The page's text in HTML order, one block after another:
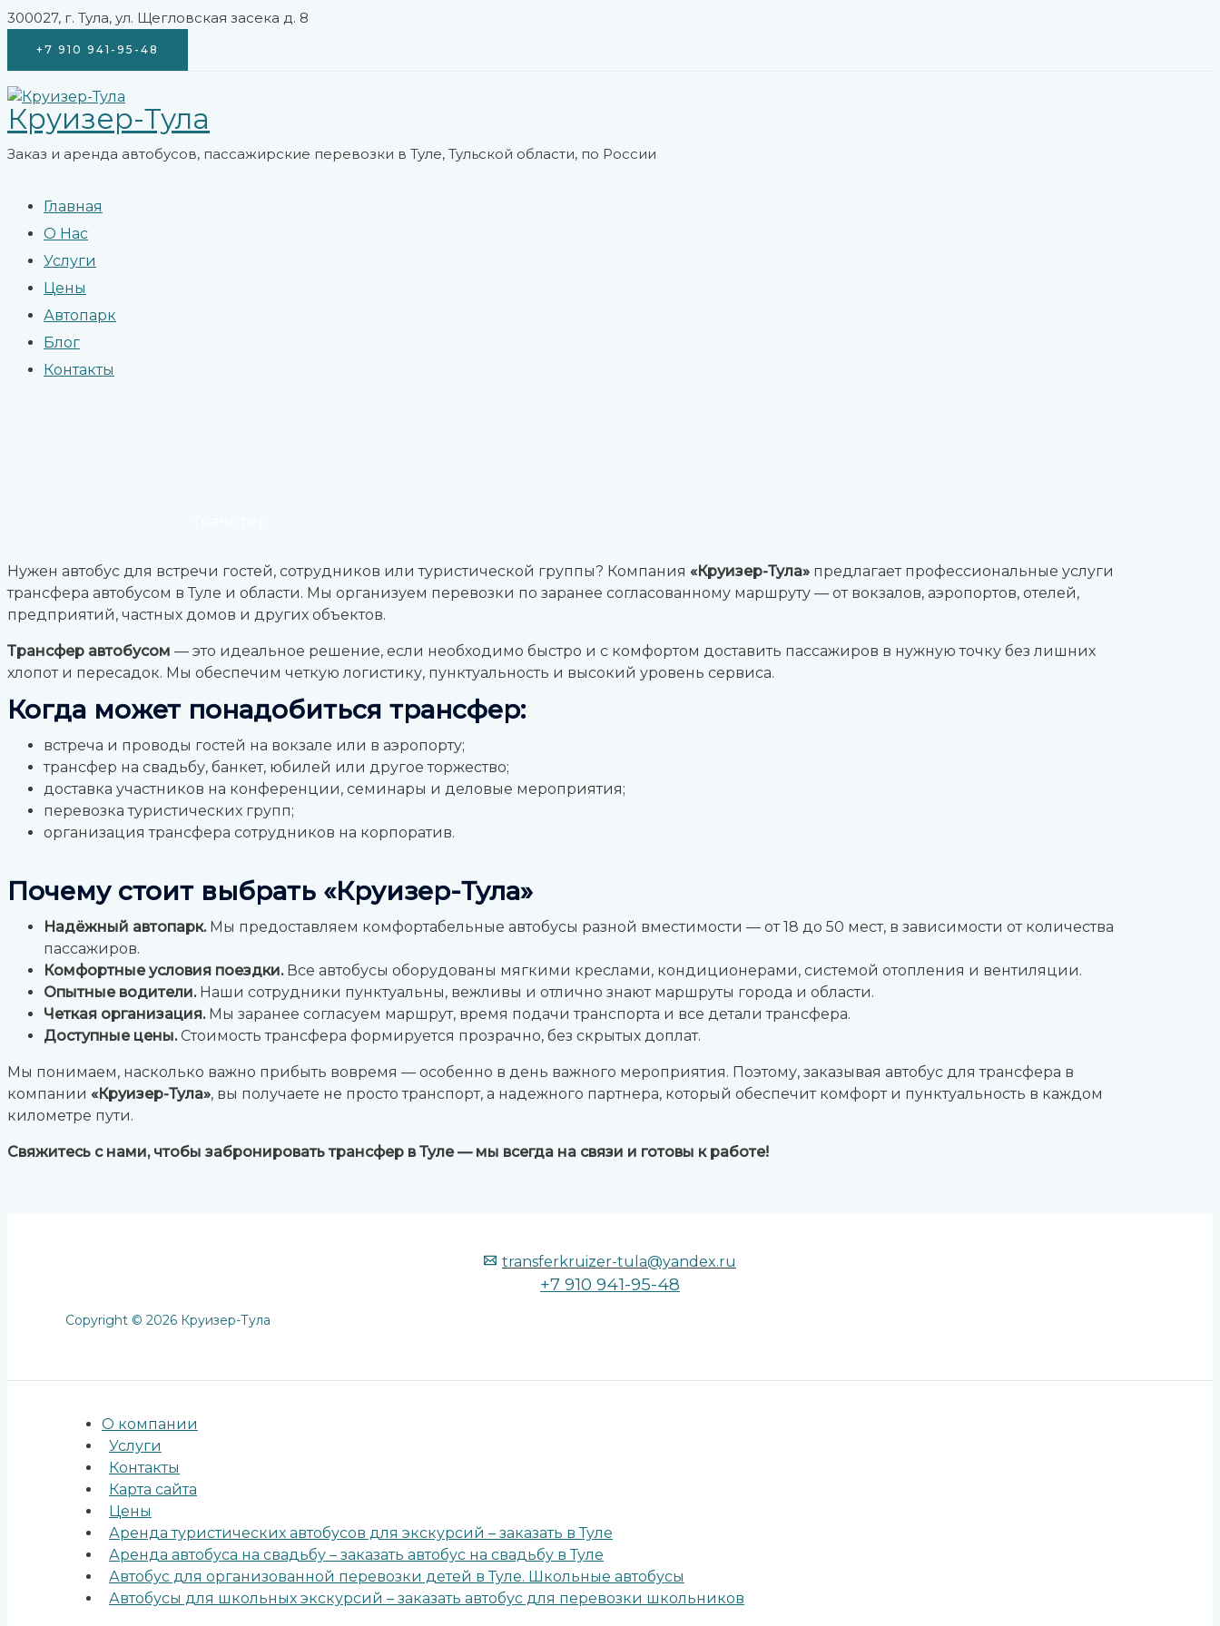
Перейти
к
содержимому
300027, г. Тула, ул. Щегловская засека д. 8
+7 910 941-95-48
Круизер-Тула
Заказ и аренда автобусов, пассажирские перевозки в Туле, Тульской области, по России
Главная
О Нас
Услуги
Цены
Автопарк
Блог
Контакты
Нужен автобус для встречи гостей, сотрудников или туристической группы? Компания «Круизер-Тула» предлагает профессиональные услуги
трансфера автобусом в Туле и области. Мы организуем перевозки по заранее согласованному маршруту — от вокзалов, аэропортов, отелей,
предприятий, частных домов и других объектов.
Трансфер автобусом — это идеальное решение, если необходимо быстро и с комфортом доставить пассажиров в нужную точку без лишних
хлопот и пересадок. Мы обеспечим четкую логистику, пунктуальность и высокий уровень сервиса.
Когда может понадобиться трансфер:
встреча и проводы гостей на вокзале или в аэропорту;
трансфер на свадьбу, банкет, юбилей или другое торжество;
доставка участников на конференции, семинары и деловые мероприятия;
перевозка туристических групп;
организация трансфера сотрудников на корпоратив.
Почему стоит выбрать «Круизер-Тула»
Надёжный автопарк.Мы предоставляем комфортабельные автобусы разной вместимости — от 18 до 50 мест, в зависимости от количества
пассажиров.
Комфортные условия поездки.Все автобусы оборудованы мягкими креслами, кондиционерами, системой отопления и вентиляции.
Опытные водители.Наши сотрудники пунктуальны, вежливы и отлично знают маршруты города и области.
Четкая организация.Мы заранее согласуем маршрут, время подачи транспорта и все детали трансфера.
Доступные цены.Стоимость трансфера формируется прозрачно, без скрытых доплат.
Мы понимаем, насколько важно прибыть вовремя — особенно в день важного мероприятия. Поэтому, заказывая автобус для трансфера в
компании «Круизер-Тула», вы получаете не просто транспорт, а надежного партнера, который обеспечит комфорт и пунктуальность в каждом
километре пути.
Свяжитесь с нами, чтобы забронировать трансфер в Туле — мы всегда на связи и готовы к работе!
transferkruizer-tula@yandex.ru
+7 910 941-95-48
Copyright © 2026 Круизер-Тула
О компании
Услуги
Контакты
Карта сайта
Цены
Аренда туристических автобусов для экскурсий – заказать в Туле
Аренда автобуса на свадьбу – заказать автобус на свадьбу в Туле
Автобус для организованной перевозки детей в Туле. Школьные автобусы
Автобусы для школьных экскурсий – заказать автобус для перевозки школьников